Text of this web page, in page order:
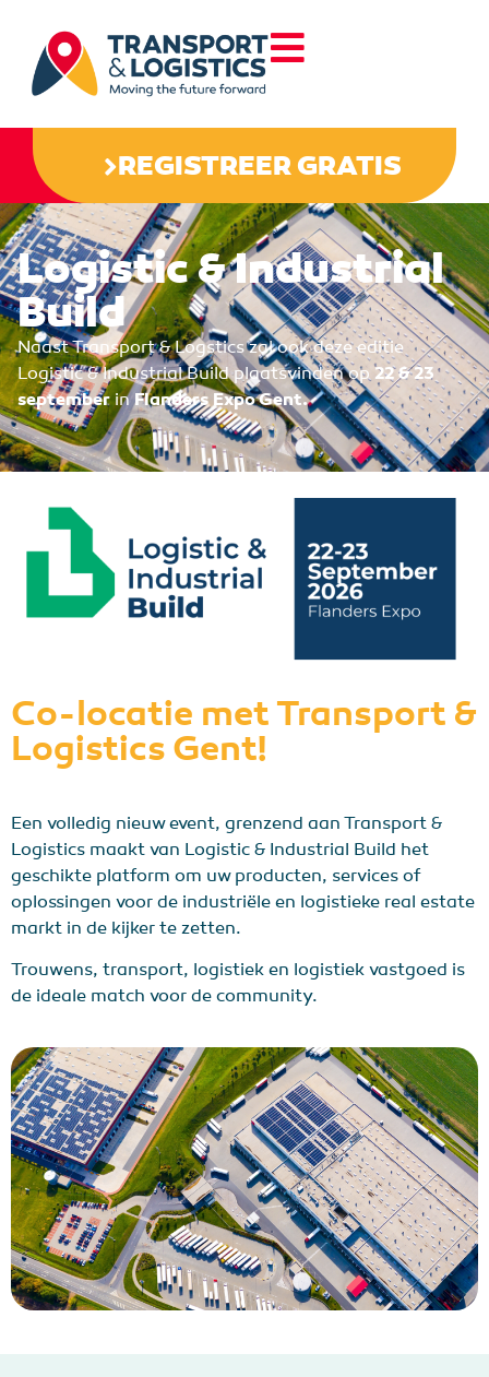
REGISTREER GRATIS
Logistic & Industrial
Build
Naast Transport & Logstics zal ook deze editie
Logistic & Industrial Build plaatsvinden op 22 & 23
septemberinFlanders Expo Gent.
Co-locatie met Transport &
Logistics Gent!
Een volledig nieuw event, grenzend aan Transport &
Logistics maakt van Logistic & Industrial Build het
geschikte platform om uw producten, services of
oplossingen voor de industriële en logistieke real estate
markt in de kijker te zetten.
Trouwens, transport, logistiek en logistiek vastgoed is
de ideale match voor de community.